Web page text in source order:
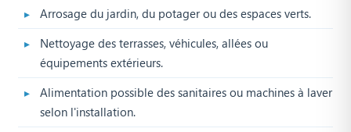
Arrosage du jardin, du potager ou des espaces verts.
Nettoyage des terrasses, véhicules, allées ou
équipements extérieurs.
Alimentation possible des sanitaires ou machines à laver
selon l'installation.